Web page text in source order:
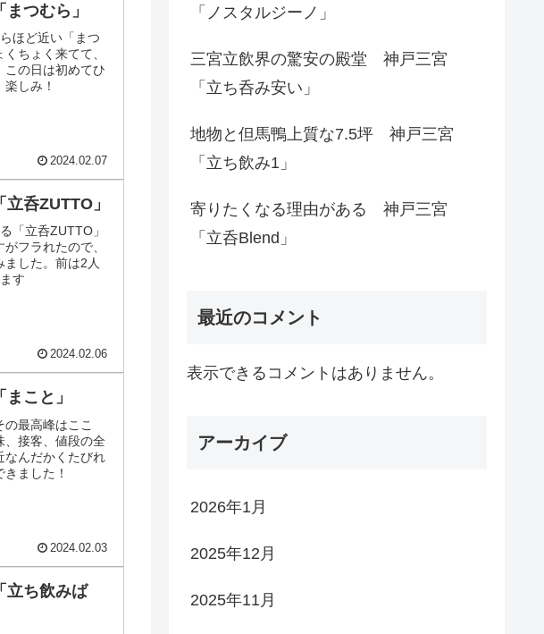
つむら」
ほど近い「まつ
ちょく来てて、
この日は初めてひ
しみ！
2024.02.07
呑ZUTTO」
「立呑ZUTTO」
フラれたので、
した。前は2人
す
2024.02.06
こと」
最高峰はここ
、接客、値段の全
なんだかくたびれ
ました！
2024.02.03
ち飲みば
「ノスタルジーノ」
三宮立飲界の驚安の殿堂 神戸三宮
「立ち呑み安い」
地物と但馬鴨上質な7.5坪 神戸三宮
「立ち飲み1」
寄りたくなる理由がある 神戸三宮
「立呑Blend」
最近のコメント
表示できるコメントはありません。
アーカイブ
2026年1月
2025年12月
2025年11月